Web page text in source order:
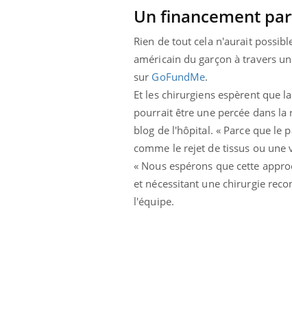
Un financement
Rien de tout cela n'aurait
américain du garçon à travers
sur GoFundMe.
Et les chirurgiens espèrent que
pourrait être une percée dans
blog de l'hôpital. « Parce que le
comme le rejet de tissus ou une
« Nous espérons que cette
et nécessitant une chirurgie
l'équipe.